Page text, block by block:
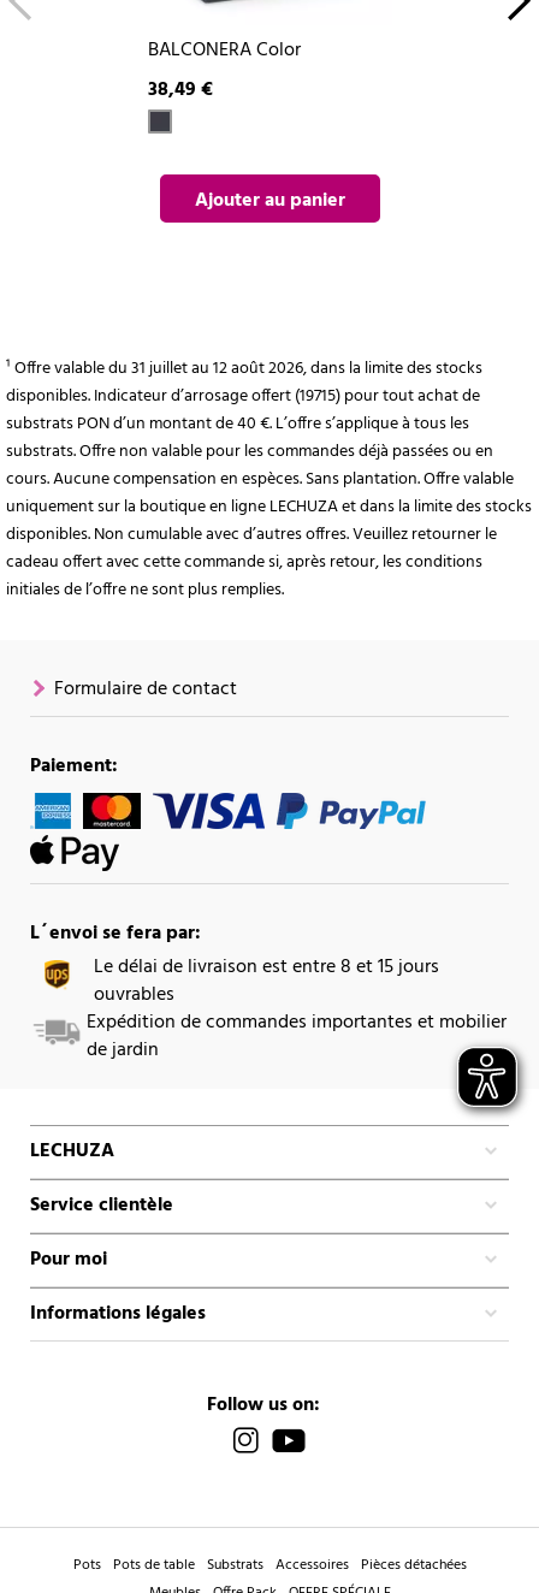
BALCONERA Color
38,49 €
Ajouter au panier
¹ Offre valable du 31 juillet au 12 août 2026, dans la limite des stocks
disponibles. Indicateur d’arrosage offert (19715) pour tout achat de
substrats PON d’un montant de 40 €. L’offre s’applique à tous les
substrats. Offre non valable pour les commandes déjà passées ou en
cours. Aucune compensation en espèces. Sans plantation. Offre valable
uniquement sur la boutique en ligne LECHUZA et dans la limite des stocks
disponibles. Non cumulable avec d’autres offres. Veuillez retourner le
cadeau offert avec cette commande si, après retour, les conditions
initiales de l’offre ne sont plus remplies.
Formulaire de contact
Paiement:
L´envoi se fera par:
Le délai de livraison est entre 8 et 15 jours
ouvrables
Expédition de commandes importantes et mobilier
de jardin
LECHUZA
Service clientèle
Pour moi
Informations légales
Follow us on:
Pots Pots de table Substrats Accessoires Pièces détachées